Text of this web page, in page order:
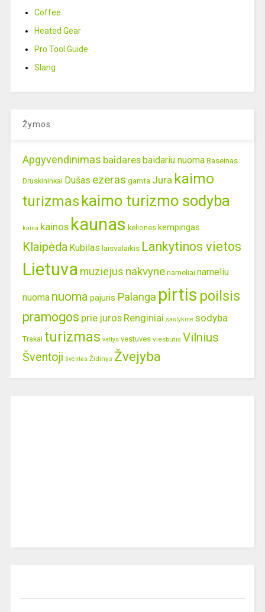
Coffee
Heated Gear
Pro Tool Guide
Slang
Žymos
Apgyvendinimas baidaresbaidariu nuoma Baseinas
Druskininkai Dušas ezeras gamta Jura kaimo
turizmas kaimo turizmo sodyba
kaina kainos kaunas keliones kempingas
Klaipėda Kubilas laisvalaikis Lankytinos vietos
Lietuva muziejus nakvyne nameliai nameliu
nuoma nuoma pajuris Palanga pirtis poilsis
pramogos prie juros Renginiai saslykine sodyba
Trakai turizmas valtys vestuves viesbutis Vilnius
Šventoji šventės Židinys Žvejyba